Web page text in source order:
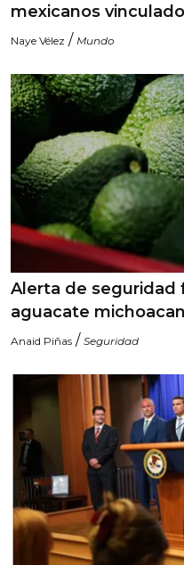
mexicanos
Naye Vélez / Mundo
Alerta de seguridad
aguacate
Anaid Piñas / Seguridad